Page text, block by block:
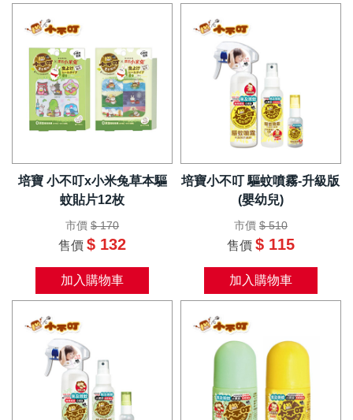
培寶 小不叮x小米兔草本驅
蚊貼片12枚
市價 $ 170
售價 $ 132
加入購物車
培寶小不叮 驅蚊噴霧-升級版
(嬰幼兒)
市價 $ 510
售價 $ 115
加入購物車